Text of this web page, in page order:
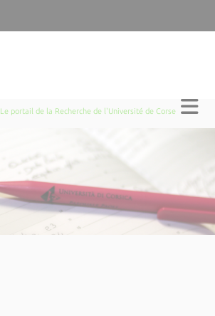
Le portail de la Recherche de l'Université de Corse